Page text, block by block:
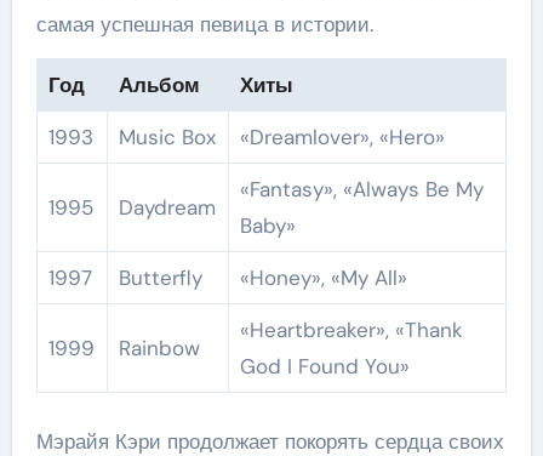
самая успешная певица в истории.
Год Альбом
Хиты
1993
Music Box «Dreamlover», «Hero»
1995 Daydream
«Fantasy», «Always Be My
Baby»
1997
Butterfly «Honey», «My All»
1999 Rainbow
«Heartbreaker», «Thank
God I Found You»
Мэрайя Кэри продолжает покорять сердца своих